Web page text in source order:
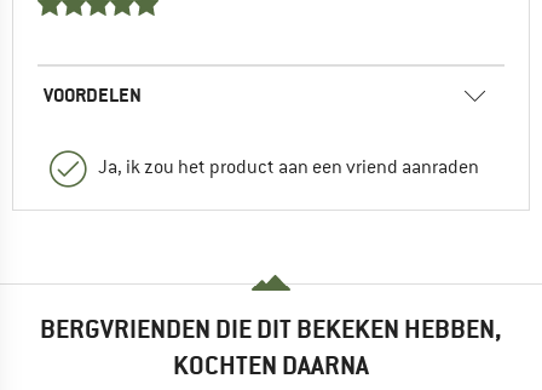
VOORDELEN
Ja, ik zou het product aan een vriend aanraden
BERGVRIENDEN DIE DIT BEKEKEN HEBBEN,
KOCHTEN DAARNA